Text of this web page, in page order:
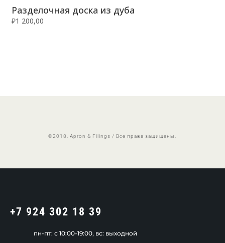
Разделочная доска из дуба
₽1 200,00
©2018. Apron & Filings / Все права защищены.
+7 924 302 18 39
пн-пт: c 10:00-19:00, вс: выходной